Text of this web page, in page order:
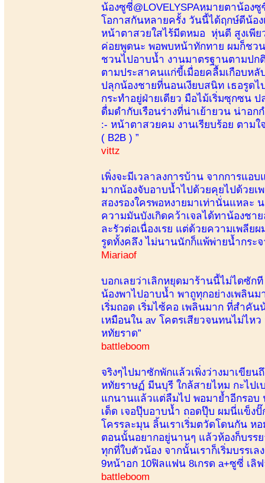
น้องซูซี่@LOVELYSPAหมายตาน้อ
โอกาสกันหลายครั้ง วันนี้ได้ฤกษ์ดีน้อ
หน้าตาสวยใสไร้มีดหมอ หุ่นดี สูงเพี
ค่อยพูดนะ พอพบหน้าทักทาย ผมก็ชว
ชวนไปอาบน้ำ งานมาตรฐานตามปก
ตามประสาคนแก่ขี้เมื่อยคลื้มเกือบห
ปลุกน้องชายที่นอนเงียบสนิท เธอรูด
กระทำอยู่ฝ่ายเดียว มือไม้เริ่มซุกซน
ดื่มดำกับเรือนร่างที่น่าเย้ายวน น่าอ
:- หน้าตาสวยคม งานเรียบร้อย ตามใ
( B2B ) ”
vittz
เพิ่งจะมีเวลาลงการบ้าน จากการแ
มากน้องจับอาบน้ำไปด้วยคุยไปด้วยเ
สองรองใครพอหงายมาเท่านั่นแหล
ความมันบังเกิดคว้าเจลได้ทาน้องช
ละรัวต่อเนื่องเรย แต่ด้วยความเพลีย
รูดทั้งคลึง ไม่นานนักก็แพ้พ่ายน้ำกระจ
Miariaof
บอกเลยว่าเลิกหยุดมาร้านนี้ไม่ไดซัก
น้องพาไปอาบน้ำ พาถูทุกอย่างเพลินม
เริ่มถอด เริ่มไซ้คอ เพลินมาก ที่สำคั
เหมือนใน av โคตรเสียวจนทนไม่ไห
หทัยราด”
battleboom
จริงๆไปมาซักพักแล้วเพิ่งว่างมาเขียน
หทัยราษฏ์ มีนบุรี ใกล้สายไหม กะไป
แกนานแล้วแต่ลืมไป พอมาย้ำอีกรอบ
เด็ด เจอปุ๊บอาบน้ำ ถอดปุ๊บ ผมนี่แข็ง
โครรละมุน ลิ้นเราเริ่มตวัดโดนกัน ห
ตอนนั้นอยากอยู่นานๆ แล้วห้องก็บรร
ทุกที่ใบตัวน้อง จากนั้นเราก็เริ่มบรรเ
9หน้าอก 10ฟิลแฟน 8เกรด a+ซูซี่ เลิ
battleboom